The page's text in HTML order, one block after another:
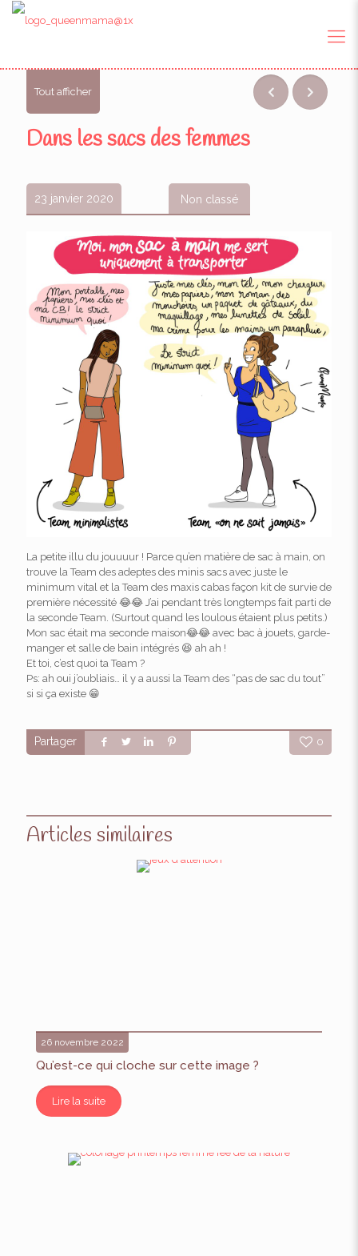
Tout afficher
Dans les sacs des femmes
23 janvier 2020 Non classé
La petite illu du jouuuur ! Parce qu’en matière de sac à main, on
trouve la Team des adeptes des minis sacs avec juste le
minimum vital et la Team des maxis cabas façon kit de survie de
première nécessité 😂😂 J’ai pendant très longtemps fait parti de
la seconde Team. (Surtout quand les loulous étaient plus petits.)
Mon sac était ma seconde maison😂😂 avec bac à jouets, garde-
manger et salle de bain intégrés 😆 ah ah !
Et toi, c’est quoi ta Team ?
Ps: ah oui j’oubliais… il y a aussi la Team des “pas de sac du tout”
si si ça existe 😁
Partager 0
Articles similaires
26 novembre 2022
Qu’est-ce qui cloche sur cette image ?
Lire la suite